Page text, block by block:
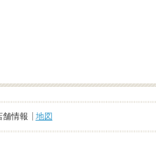
舗情報 地図